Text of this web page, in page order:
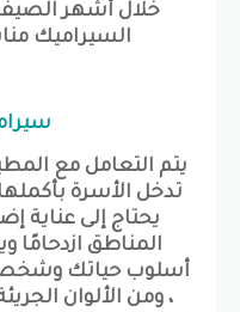
خلال أشهر
السيراميك
يتم التعامل مع
تدخل الأسرة
يحتاج إلى عناية
المناطق
أسلوب حياتك
، ومن الألوان